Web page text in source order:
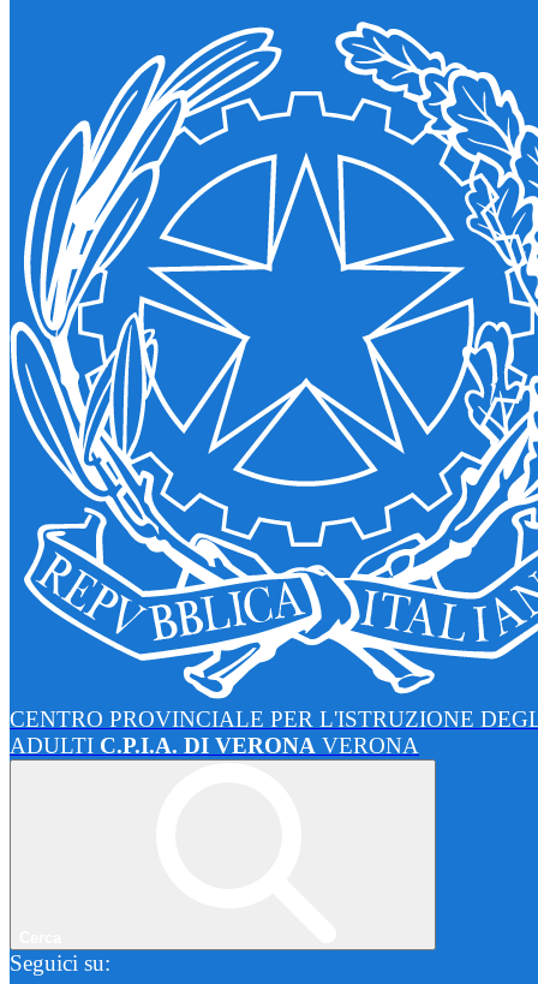
CENTRO PROVINCIALE PER L'ISTRUZIONE
ADULTI C.P.I.A. DI VERONA VERONA
Seguici su: